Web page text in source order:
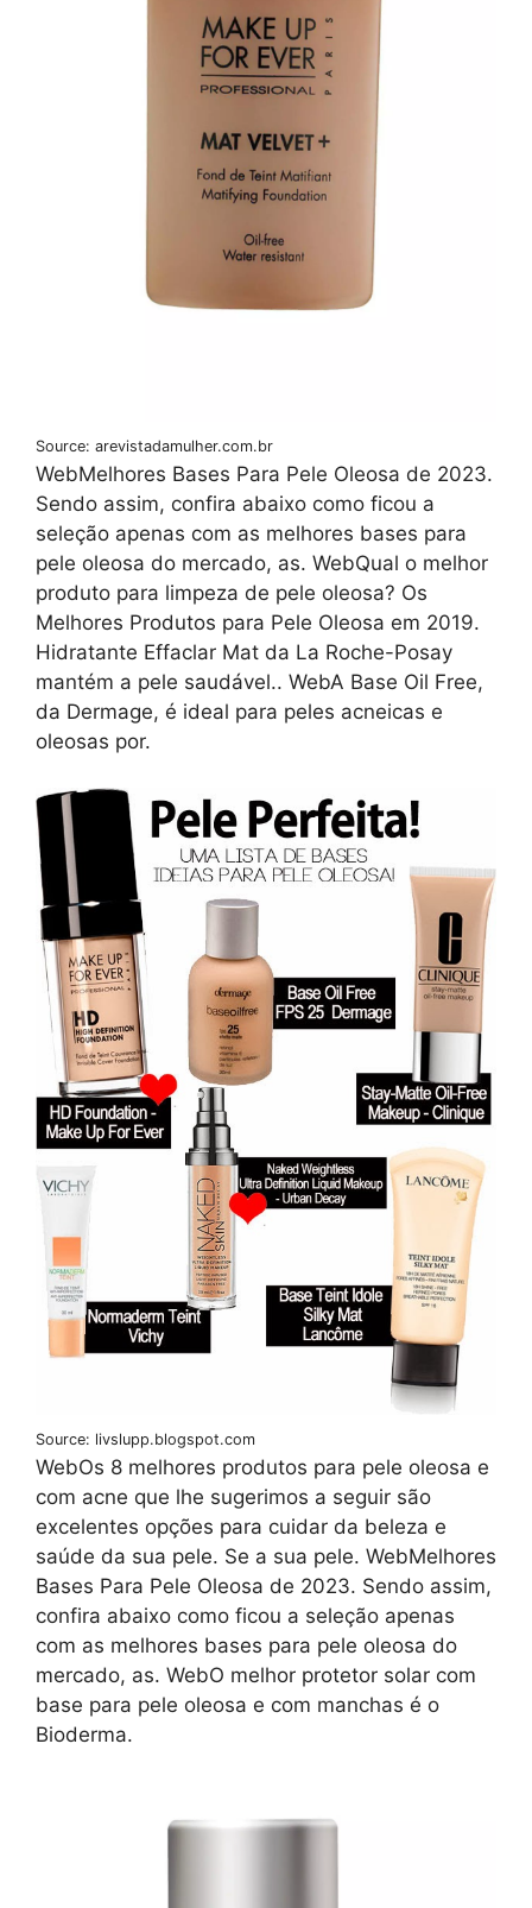
Source: arevistadamulher.com.br
WebMelhores Bases Para Pele Oleosa de 2023.
Sendo assim, confira abaixo como ficou a
seleção apenas com as melhores bases para
pele oleosa do mercado, as. WebQual o melhor
produto para limpeza de pele oleosa? Os
Melhores Produtos para Pele Oleosa em 2019.
Hidratante Effaclar Mat da La Roche-Posay
mantém a pele saudável.. WebA Base Oil Free,
da Dermage, é ideal para peles acneicas e
oleosas por.
Source: livslupp.blogspot.com
WebOs 8 melhores produtos para pele oleosa e
com acne que lhe sugerimos a seguir são
excelentes opções para cuidar da beleza e
saúde da sua pele. Se a sua pele. WebMelhores
Bases Para Pele Oleosa de 2023. Sendo assim,
confira abaixo como ficou a seleção apenas
com as melhores bases para pele oleosa do
mercado, as. WebO melhor protetor solar com
base para pele oleosa e com manchas é o
Bioderma.